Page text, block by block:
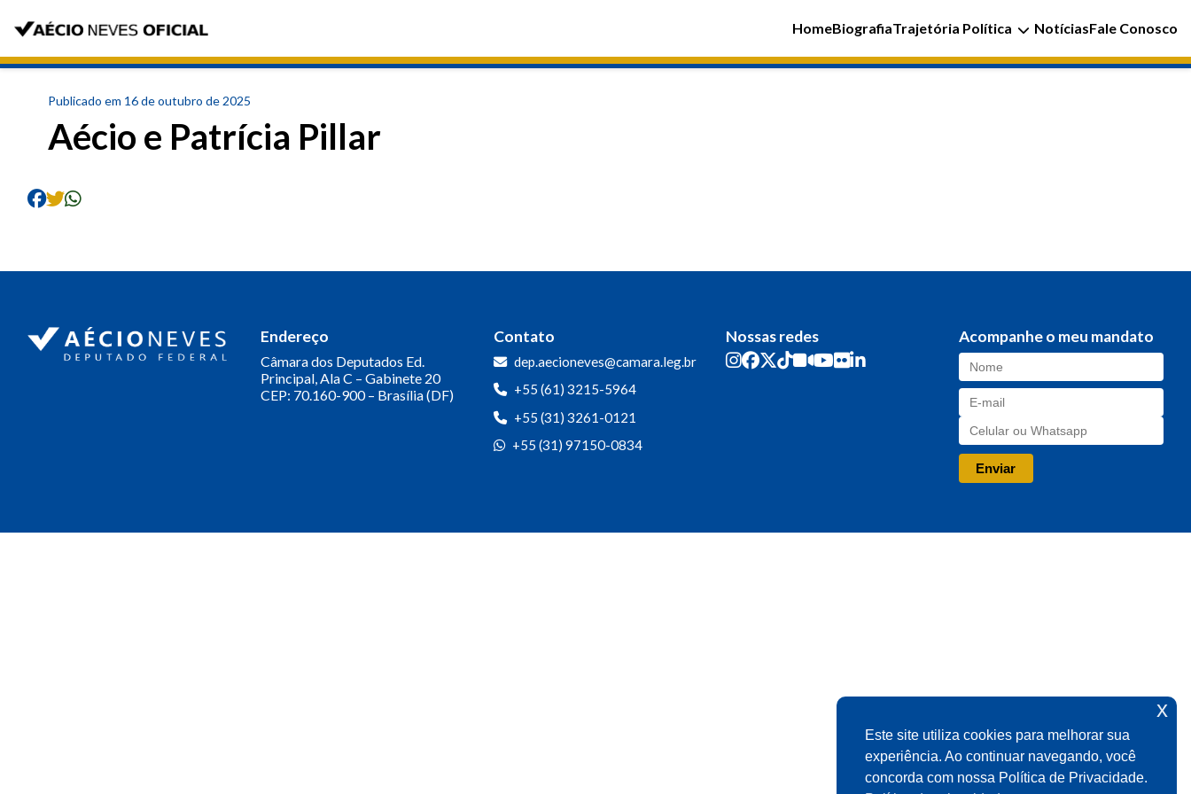
HomeBiografiaTrajetória Política NotíciasFale Conosco
Publicado em 16 de outubro de 2025
Aécio e Patrícia Pillar
Endereço
Câmara dos Deputados Ed.
Principal, Ala C – Gabinete 20
CEP: 70.160-900 – Brasília (DF)
Contato
dep.aecioneves@camara.leg.br
+55 (61) 3215-5964
+55 (31) 3261-0121
+55 (31) 97150-0834
Nossas redes Acompanhe o meu mandato
Este site utiliza cookies para melhorar sua
experiência. Ao continuar navegando, você
concorda com nossa Política de Privacidade.
x